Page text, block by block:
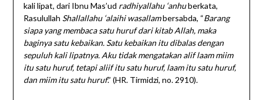
kali lipat, dari Ibnu Mas’ud radhiyallahu ‘anhuberkata,
Rasulullah Shallallahu ‘alaihi wasallambersabda, “Barang
siapa yang membaca satu huruf dari kitab Allah, maka
baginya satu kebaikan. Satu kebaikan itu dibalas dengan
sepuluh kali lipatnya. Aku tidak mengatakan alif laam miim
itu satu huruf, tetapi aliif itu satu huruf, laam itu satu huruf,
dan miim itu satu huruf.” (HR. Tirmidzi, no. 2910).